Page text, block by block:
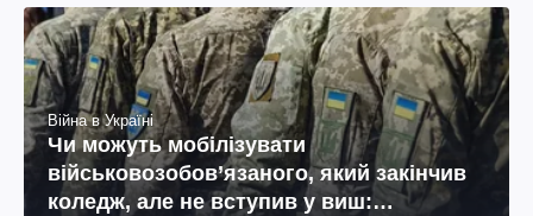
Війна в Україні
Чи можуть мобілізувати
військовозобов’язаного, який закінчив
коледж, але не вступив у виш: